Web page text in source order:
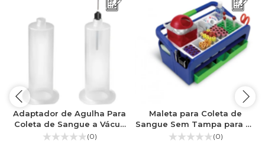
Adaptador de Agulha Para
Coleta de Sangue a Vácuo
pct c/250(0)
Maleta para Coleta de
Sangue Sem Tampa para 36
tubos de 13mm
(0)